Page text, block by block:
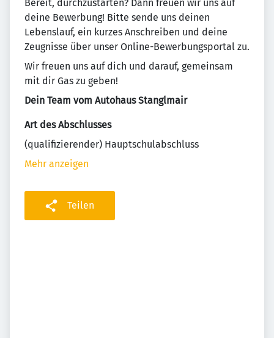
Bereit, durchzustarten? Dann freuen wir uns auf
deine Bewerbung! Bitte sende uns deinen
Lebenslauf, ein kurzes Anschreiben und deine
Zeugnisse über unser Online-Bewerbungsportal zu.
Wir freuen uns auf dich und darauf, gemeinsam
mit dir Gas zu geben!
Dein Team vom Autohaus Stanglmair
Art des Abschlusses
(qualifizierender) Hauptschulabschluss
Mehr anzeigen
Teilen